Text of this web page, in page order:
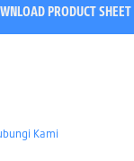
PRODUCT SHEET
Kami